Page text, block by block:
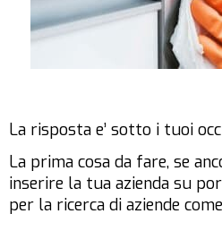
La risposta e’ sotto i tuoi
La prima cosa da fare, se
inserire la tua azienda su
per la ricerca di aziende come